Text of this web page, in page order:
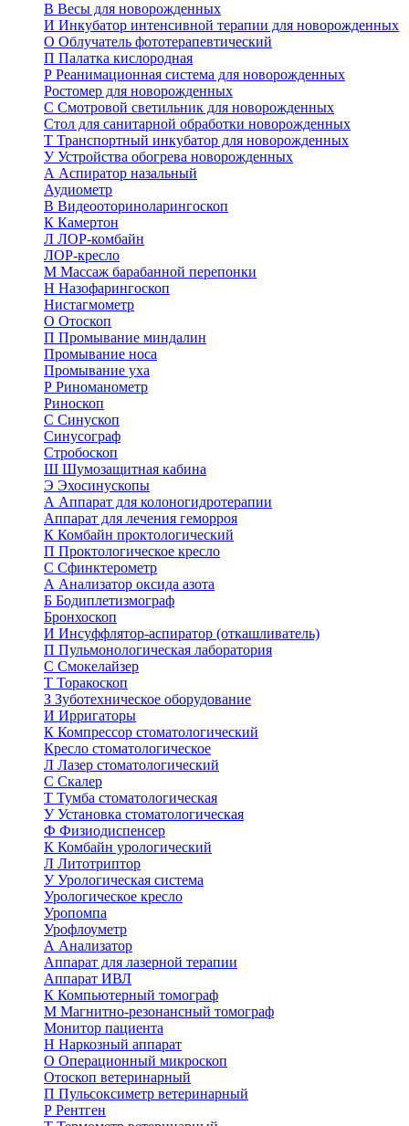
В Весы для новорожденных
И Инкубатор интенсивной терапии для новорожденных
О Облучатель фототерапевтический
П Палатка кислородная
Р Реанимационная система для новорожденных
Ростомер для новорожденных
С Смотровой светильник для новорожденных
Стол для санитарной обработки новорожденных
Т Транспортный инкубатор для новорожденных
УУстройства обогрева новорожденных
А Аспиратор назальный
Аудиометр
В Видеооториноларингоскоп
К Камертон
Л ЛОР-комбайн
ЛОР-кресло
М Массаж барабанной перепонки
Н Назофарингоскоп
Нистагмометр
О Отоскоп
П Промывание миндалин
Промывание носа
Промывание уха
Р Риноманометр
Риноскоп
С Синускоп
Синусограф
Стробоскоп
Ш Шумозащитная кабина
Э Эхосинускопы
А Аппарат для колоногидротерапии
Аппарат для лечения геморроя
К Комбайн проктологический
П Проктологическое кресло
С Сфинктерометр
А Анализатор оксида азота
Б Бодиплетизмограф
Бронхоскоп
И Инсуффлятор-аспиратор (откашливатель)
П Пульмонологическая лаборатория
С Смокелайзер
Т Торакоскоп
З Зуботехническое оборудование
И Ирригаторы
К Компрессор стоматологический
Кресло стоматологическое
Л Лазер стоматологический
С Скалер
Т Тумба стоматологическая
УУстановка стоматологическая
Ф Физиодиспенсер
К Комбайн урологический
Л Литотриптор
УУрологическая система
Урологическое кресло
Уропомпа
Урофлоуметр
А Анализатор
Аппарат для лазерной терапии
Аппарат ИВЛ
К Компьютерный томограф
М Магнитно-резонансный томограф
Монитор пациента
Н Наркозный аппарат
О Операционный микроскоп
Отоскоп ветеринарный
П Пульсоксиметр ветеринарный
Р Рентген